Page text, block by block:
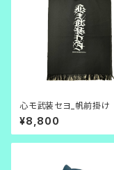
心モ武装セヨ_帆前掛け
¥8,800